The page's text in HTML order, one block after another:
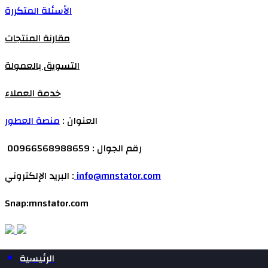
الأسئلة المتكررة
مقارنة المنتجات
التسويق بالعمولة
خدمة العملاء
العنوان :منصة العطور
رقم الجوال : 00966568988659
البريد الإلكتروني :info@mnstator.com
Snap:mnstator.com
الرئيسية